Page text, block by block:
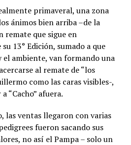
primaveral, una zona
ánimos bien arriba –de la
remate que sigue en
13° Edición, sumado a que
el ambiente, van formando una
al remate de “los
como las caras visibles-,
“Cacho” afuera.
las ventas llegaron con varias
fueron sacando sus
no así el Pampa – solo un